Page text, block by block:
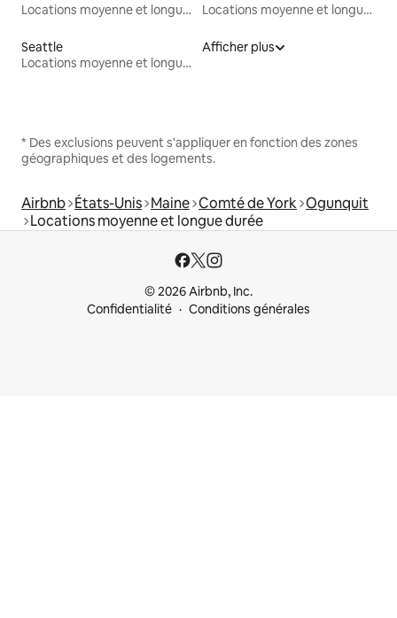
Locations moyenne et longue durée
Locations moyenne et longue durée
Seattle
Locations moyenne et longue durée
Afficher plus
* Des exclusions peuvent s'appliquer en fonction des zones
géographiques et des logements.
Airbnb États-Unis Maine Comté de York Ogunquit
Locations moyenne et longue durée
© 2026 Airbnb, Inc.
Confidentialité
Conditions générales